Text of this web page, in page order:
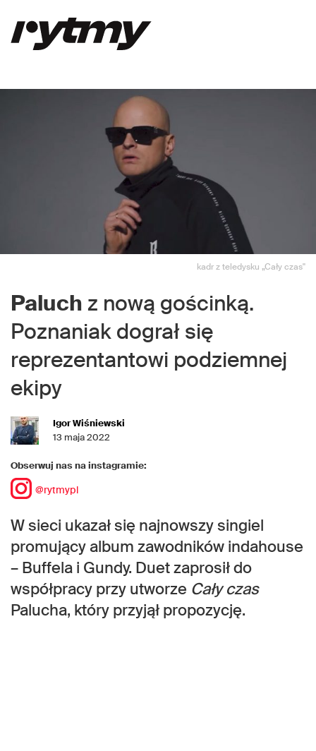
kadr z teledysku „Cały czas"
Paluch z nową gościnką.
Poznaniak dograł się
reprezentantowi podziemnej
ekipy
Igor Wiśniewski
13 maja 2022
Obserwuj nas na instagramie:
@rytmypl
W sieci ukazał się najnowszy singiel
promujący album zawodników indahouse
– Buffela i Gundy. Duet zaprosił do
współpracy przy utworze Cały czas
Palucha, który przyjął propozycję.